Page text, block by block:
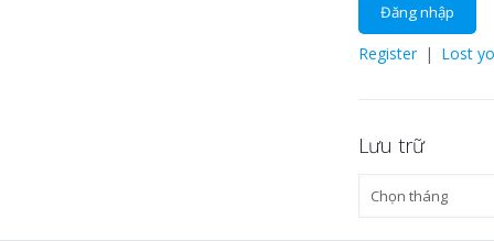
Register | Lost
Lưu trữ
Lưu